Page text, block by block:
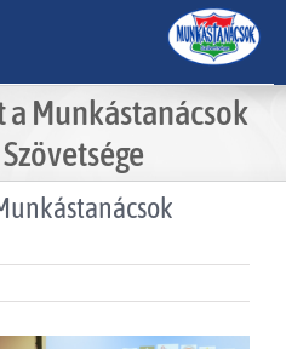
Munkástanácsok